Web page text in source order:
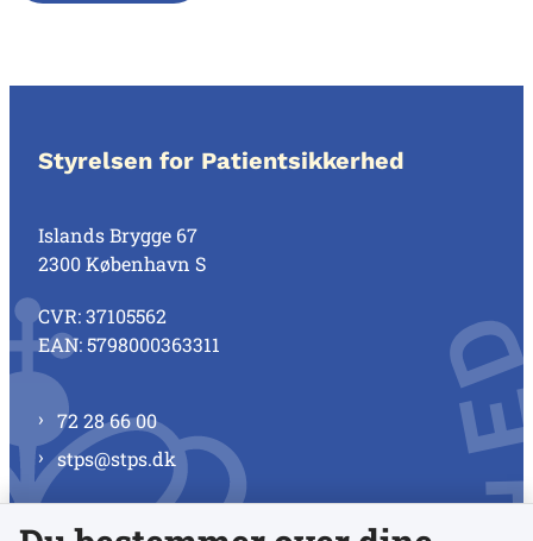
Styrelsen for Patientsikkerhed
Islands Brygge 67
2300 København S
CVR: 37105562
EAN: 5798000363311
72 28 66 00
stps@stps.dk